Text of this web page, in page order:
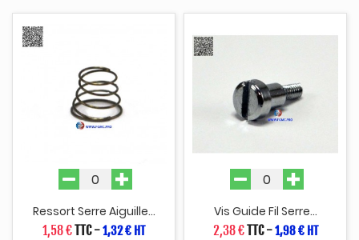
Ressort Serre Aiguille...
1,58 €TTC-1,32 € HT
Vis Guide Fil Serre...
2,38 €TTC-1,98 € HT